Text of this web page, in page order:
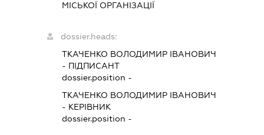
МІСЬКОЇ ОРГАНІЗАЦІЇ
dossier.heads:
ТКАЧЕНКО ВОЛОДИМИР ІВАНОВИЧ
- ПІДПИСАНТ
dossier.position -
ТКАЧЕНКО ВОЛОДИМИР ІВАНОВИЧ
- КЕРІВНИК
dossier.position -